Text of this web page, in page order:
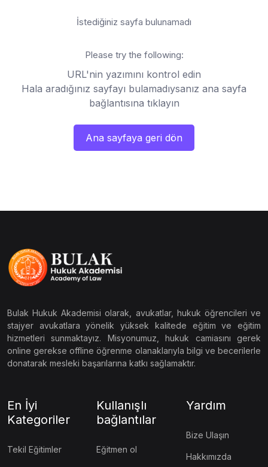
İstediğiniz sayfa bulunamadı
Please try the following:
URL'nin yazımını kontrol edin
Hala aradığınız sayfayı bulamadıysanız ana sayfa
bağlantısına tıklayın
Ana sayfaya geri dön
Bulak Hukuk Akademisi olarak, avukatlar, hukuk öğrencileri ve
stajyer avukatlara yönelik yüksek kalitede eğitim ve eğitim
hizmetleri sunmaktayız. Misyonumuz, hukuk camiasını gerek
online gerekse offline öğrenme olanaklarıyla bilgi ve becerilerle
donatarak mesleki başarılarına katkı sağlamaktır.
En İyi
Kategoriler
Tekil Eğitimler
Kullanışlı
bağlantılar
Eğitmen ol
Yardım
Bize Ulaşın
Hakkımızda